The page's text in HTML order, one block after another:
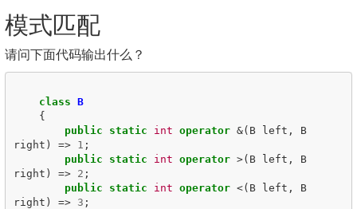
模式匹配
请问下面代码输出什么？
class B
{
public
static int operator &( B left ,
B
right ) => 1 ;
public
static int operator >( B left ,
B
right ) => 2 ;
public
static int operator <( B left ,
B
right ) => 3 ;